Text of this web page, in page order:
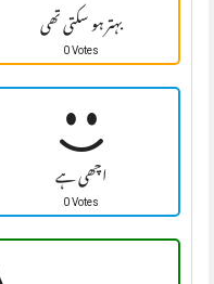
بہتر ہو سکتی تھی
0 Votes
اچھی ہے
0 Votes